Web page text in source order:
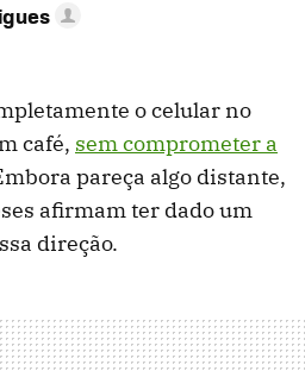
o celular no
café, sem comprometer a
pareça algo distante,
afirmam ter dado um
direção.